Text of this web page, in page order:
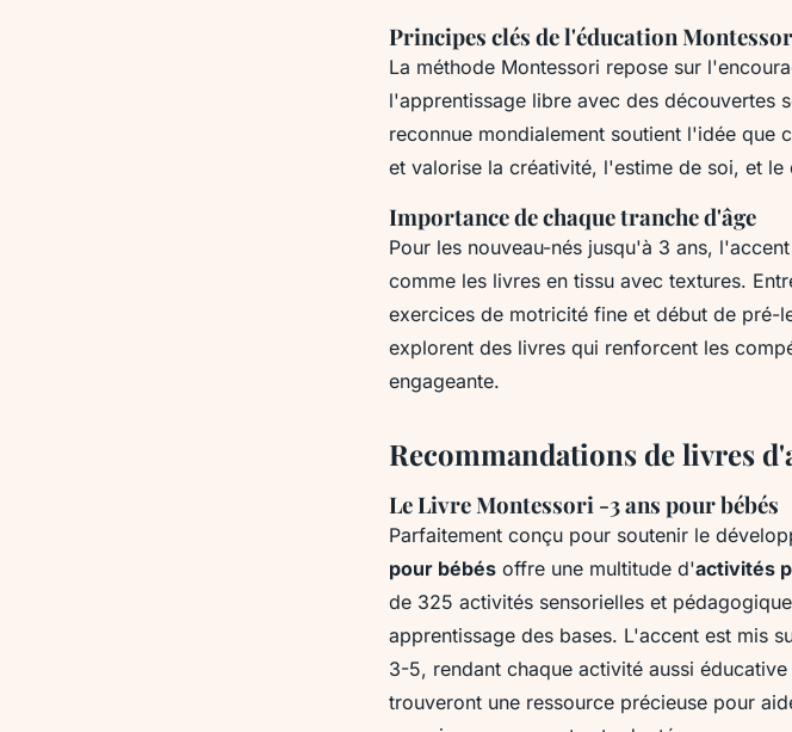
Principes clés de l'éducation
La méthode Montessori repose sur
l'apprentissage libre avec des découvertes
reconnue mondialement soutient l'idée que
et valorise la créativité, l'estime de soi, et le
Importance de chaque tranche d'âge
Pour les nouveau-nés jusqu'à 3 ans,
comme les livres en tissu avec textures.
exercices de motricité fine et début de pré-
explorent des livres qui renforcent les
engageante.
Recommandations de livres
Le Livre Montessori -3 ans pour bébés
Parfaitement conçu pour soutenir le
pour bébés offre une multitude d'activités
de 325 activités sensorielles et
apprentissage des bases. L'accent est mis
3-5, rendant chaque activité aussi
trouveront une ressource précieuse pour